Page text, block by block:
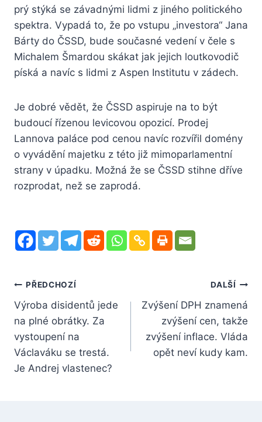
prý stýká se závadnými lidmi z jiného politického
spektra. Vypadá to, že po vstupu „investora“ Jana
Bárty do ČSSD, bude současné vedení v čele s
Michalem Šmardou skákat jak jejich loutkovodič
píská a navíc s lidmi z Aspen Institutu v zádech.
Je dobré vědět, že ČSSD aspiruje na to být
budoucí řízenou levicovou opozicí. Prodej
Lannova paláce pod cenou navíc rozvířil domény
o vyvádění majetku z této již mimoparlamentní
strany v úpadku. Možná že se ČSSD stihne dříve
rozprodat, než se zaprodá.
Navigace
pro
příspěvek
PŘEDCHOZÍ
Výroba disidentů jede
na plné obrátky. Za
vystoupení na
Václaváku se trestá.
Je Andrej vlastenec?
DALŠÍ
Zvýšení DPH znamená
zvýšení cen, takže
zvýšení inflace. Vláda
opět neví kudy kam.